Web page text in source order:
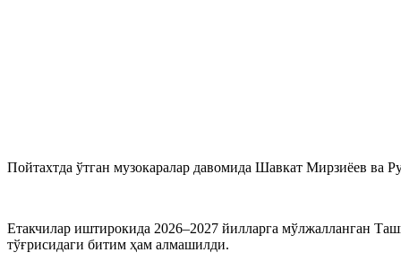
Пойтахтда ўтган музокаралар давомида Шавкат Мирзиёев ва
Етакчилар иштирокида 2026–2027 йилларга мўлжалланган
тўғрисидаги битим ҳам алмашилди.